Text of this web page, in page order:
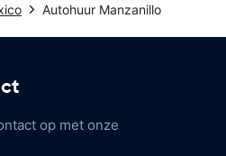
Autohuur Manzanillo
op met onze